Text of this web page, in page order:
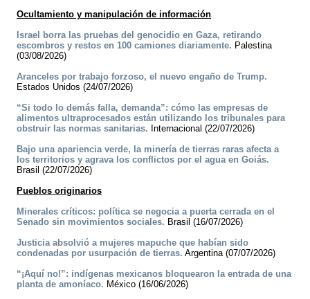
Ocultamiento y manipulación de información
Israel borra las pruebas del genocidio en Gaza, retirando
escombros y restos en 100 camiones diariamente. Palestina
(03/08/2026)
Aranceles por trabajo forzoso, el nuevo engaño de Trump.
Estados Unidos (24/07/2026)
“Si todo lo demás falla, demanda”: cómo las empresas de
alimentos ultraprocesados están utilizando los tribunales para
obstruir las normas sanitarias. Internacional (22/07/2026)
Bajo una apariencia verde, la minería de tierras raras afecta a
los territorios y agrava los conflictos por el agua en Goiás.
Brasil (22/07/2026)
Pueblos originarios
Minerales críticos: política se negocia a puerta cerrada en el
Senado sin movimientos sociales. Brasil (16/07/2026)
Justicia absolvió a mujeres mapuche que habían sido
condenadas por usurpación de tierras. Argentina (07/07/2026)
“¡Aquí no!”: indígenas mexicanos bloquearon la entrada de una
planta de amoníaco. México (16/06/2026)